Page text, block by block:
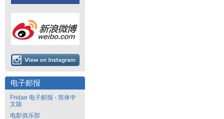
电子邮报
Fridae 电子邮报 - 简体中
文版
电影俱乐部